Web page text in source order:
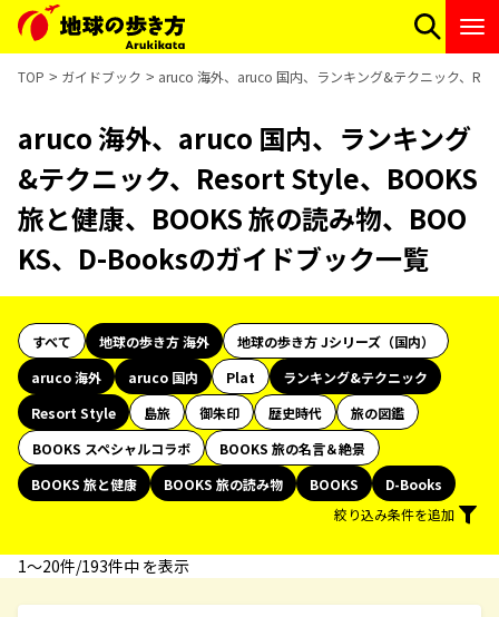
TOP ガイドブック aruco 海外、aruco 国内、ランキング&テクニック、
aruco 海外、aruco 国内、ランキング
&テクニック、Resort Style、BOOKS
旅と健康、BOOKS 旅の読み物、BOO
KS、D-Booksのガイドブック一覧
すべて 地球の歩き方 海外
地球の歩き方 Jシリーズ（国内）
aruco 海外
aruco 国内 Plat
ランキング&テクニック
Resort Style
島旅 御朱印 歴史時代
旅の図鑑
BOOKS スペシャルコラボ
BOOKS 旅の名言＆絶景
BOOKS 旅と健康
BOOKS 旅の読み物 BOOKS
D-Books
絞り込み条件を追加
1〜20件/193件中 を表示